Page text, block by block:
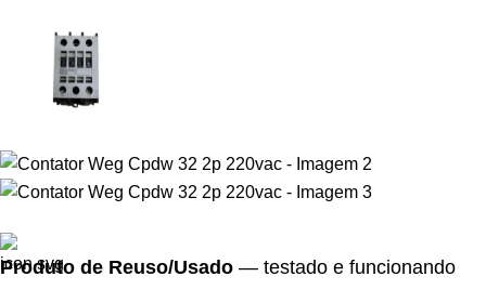
Produto de Reuso/Usado — testado e funcionando